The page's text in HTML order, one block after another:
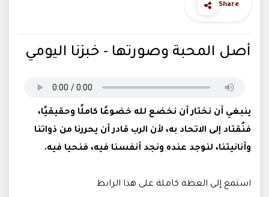
Share
أصل المحبة وصورتها - خبزنا اليومي
ينبغي أن نختار أن نخضع لله خضوعًا كاملًا وحقيقيًا،
فنُقتاد إلى الاتحاد به، لأن الرب قادر أن يحررنا من ذواتنا
وأنانيتنا، لنوجد عنده ونجد أنفسنا فيه، فنحيا فيه.
استمع إلى العظة كاملة على هذا الرابط